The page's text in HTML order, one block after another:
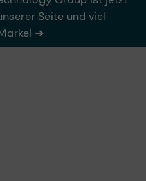
Seite und viel
➜